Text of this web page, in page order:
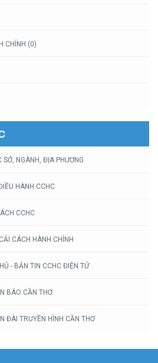
CHÍNH (0)
NGÀNH, ĐỊA PHƯƠNG
HÀNH CCHC
CCHC
CÁCH HÀNH CHÍNH
- BẢN TIN CCHC ĐIỆN TỬ
BÁO CẦN THƠ
ĐÀI TRUYỀN HÌNH CẦN THƠ